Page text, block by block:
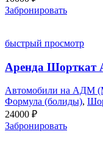
Забронировать
быстрый просмотр
Аренда Шорткат
Автомобили на АДМ
Формула (болиды),
24000 ₽
Забронировать